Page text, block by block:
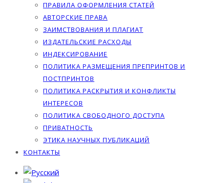
ПРАВИЛА ОФОРМЛЕНИЯ СТАТЕЙ
АВТОРСКИЕ ПРАВА
ЗАИМСТВОВАНИЯ И ПЛАГИАТ
ИЗДАТЕЛЬСКИЕ РАСХОДЫ
ИНДЕКСИРОВАНИЕ
ПОЛИТИКА РАЗМЕЩЕНИЯ ПРЕПРИНТОВ И
ПОСТПРИНТОВ
ПОЛИТИКА РАСКРЫТИЯ И КОНФЛИКТЫ
ИНТЕРЕСОВ
ПОЛИТИКА СВОБОДНОГО ДОСТУПА
ПРИВАТНОСТЬ
ЭТИКА НАУЧНЫХ ПУБЛИКАЦИЙ
КОНТАКТЫ